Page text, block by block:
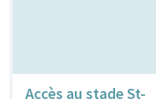
Accès au stade St-